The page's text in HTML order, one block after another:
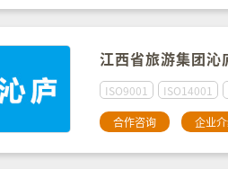
江西省旅游集团
ISO9001 ISO14001
合作咨询 企业